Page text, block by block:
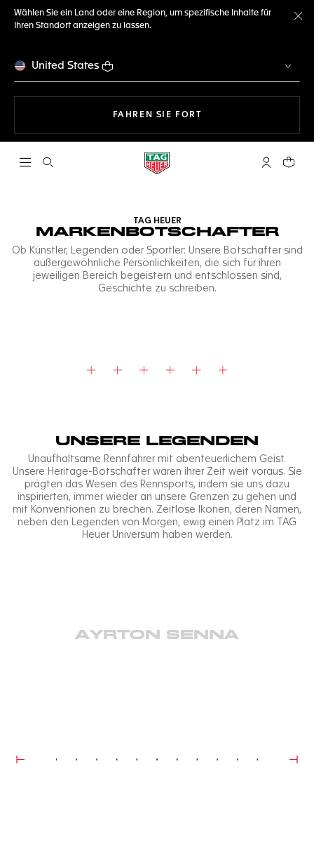
Wählen Sie ein Land oder eine Region, um spezifische Inhalte für
Ihren Standort anzeigen zu lassen.
United States
FAHREN SIE FORTMIT DER NAVIGATION
Suche öffnen My TAG
Ihr